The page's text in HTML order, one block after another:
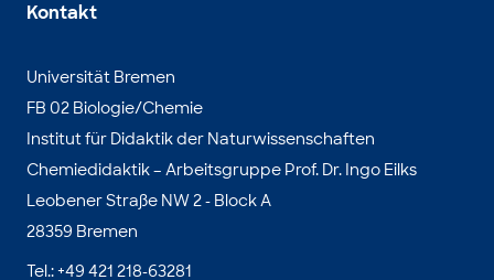
Kontakt
Universität Bremen
FB 02 Biologie/Chemie
Institut für Didaktik der Naturwissenschaften
Chemiedidaktik – Arbeitsgruppe Prof. Dr. Ingo Eilks
Leobener Straße NW 2 - Block A
28359 Bremen
Tel.: +49 421 218-63281